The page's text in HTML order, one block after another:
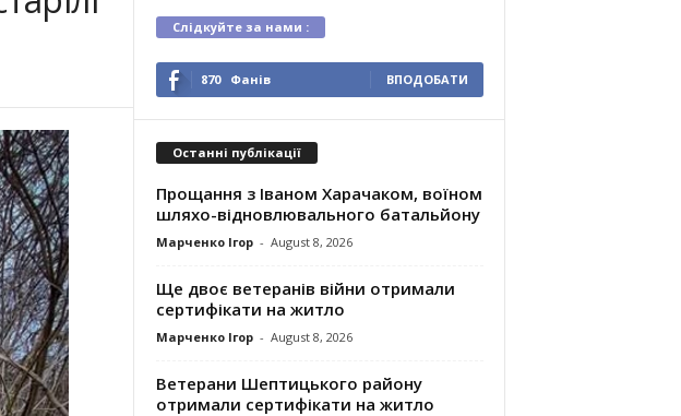
Слідкуйте за нами :
870 Фанів ВПОДОБАТИ
Останні публікації
Прощання з Іваном Харачаком, воїном
шляхо-відновлювального батальйону
Марченко Ігор - August 8, 2026
Ще двоє ветеранів війни отримали
сертифікати на житло
Марченко Ігор - August 8, 2026
Ветерани Шептицького району
отримали сертифікати на житло